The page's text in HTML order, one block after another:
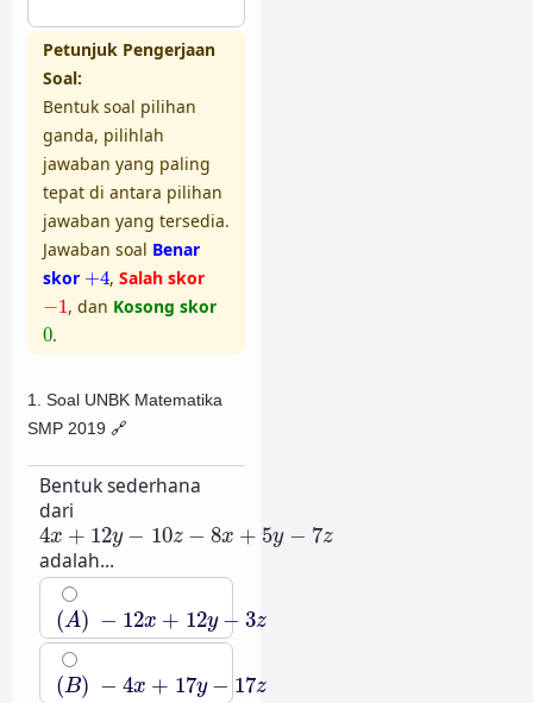
Petunjuk Pengerjaan
Soal:
Bentuk soal pilihan
ganda, pilihlah
jawaban yang paling
tepat di antara pilihan
jawaban yang tersedia.
Jawaban soal Benar
skor +4
+ 4, Salah skor
−1
1 , dan Kosong skor
0
0.
1. Soal UNBK Matematika
SMP 2019 🔗
Bentuk sederhana
dari
4x + 12y − 10z − 8x + 5y − 7z
4x+12y− 10z−8 +5y − 7z
adalah...
(A) − 12x + 12y − 3z
(A) 12x+12 y−3
(B) − 4x + 17y − 17z
(B) x+17 y−17